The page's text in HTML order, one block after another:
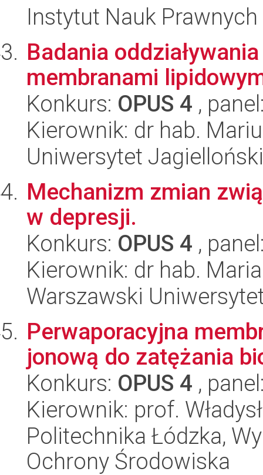
Instytut Nauk Prawnych
Badania
membranami
Konkurs: OPUS 4 ,
Kierownik: dr hab.
Uniwersytet
Mechanizm zmian
w depresji.
Konkurs: OPUS 4 ,
Kierownik: dr hab.
Warszawski
Perwaporacyjna
jonową do zatężania
Konkurs: OPUS 4 ,
Kierownik: prof.
Politechnika Łódzka,
Ochrony Środowiska